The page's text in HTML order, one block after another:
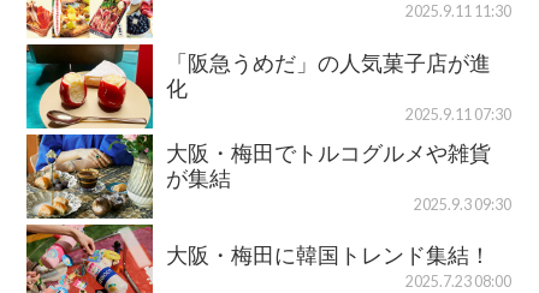
2025.9.11 11:30
「阪急うめだ」の人気菓子店が進
化
2025.9.11 07:30
大阪・梅田でトルコグルメや雑貨
が集結
2025.9.3 09:30
大阪・梅田に韓国トレンド集結！
2025.7.23 08:00